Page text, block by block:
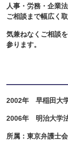
人事・労務・企業
ご相談まで幅広く
気兼ねなくご相談
参ります。
2002年 早稲田大
2006年 明治大学
所属：東京弁護士会